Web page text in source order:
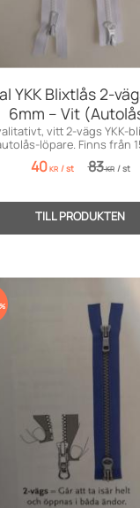
YKK Blixtlås 2-
6mm – Vit
vitt 2-vägs YKK-
löpare. Finns från
40KR /st 83KR /st
%